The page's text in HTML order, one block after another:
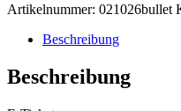
Artikelnummer: 021026bullet
Beschreibung
Beschreibung